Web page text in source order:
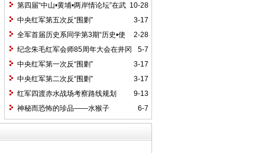
看当代中国文化区域积淀
10-28
第四届“中山•黄埔•两岸情论坛”在武
汉举行
3-17
中央红军第五次反“围剿”
2-28
全军首届历史系同学第3期“历史•使
命”论坛纪要
5-7
纪念朱毛红军会师85周年大会在井冈
山召开
3-17
中央红军第一次反“围剿”
3-17
中央红军第二次反“围剿”
9-13
红军四渡赤水战场考察路线规划
6-7
神秘而恐怖的珍品——水猴子